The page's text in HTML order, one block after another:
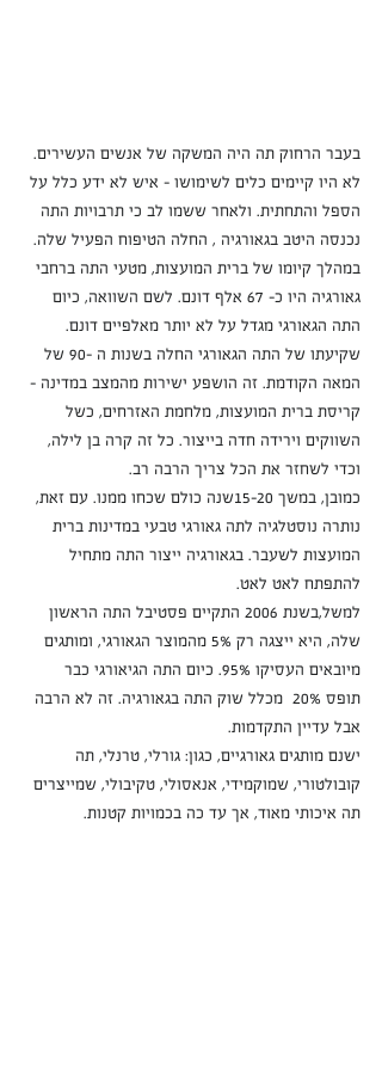
בעבר הרחוק תה היה המשקה של אנשים העשירים.
לא היו קיימים כלים לשימושו - איש לא ידע כלל על
הספל והתחתית. ולאחר ששמו לב כי תרבויות התה
נכנסה היטב בגאורגיה , החלה הטיפוח הפעיל שלה.
במהלך קיומו של ברית המועצות, מטעי התה ברחבי
גאורגיה היו כ- 67 אלף דונם. לשם השוואה, כיום
התה הגאורגי מגדל על לא יותר מאלפיים דונם.
שקיעתו של התה הגאורגי החלה בשנות ה -90 של
המאה הקודמת. זה הושפע ישירות מהמצב במדינה -
קריסת ברית המועצות, מלחמת האזרחים, כשל
השווקים וירידה חדה בייצור. כל זה קרה בן לילה,
וכדי לשחזר את הכל צריך הרבה רב.
כמובן, במשך 15-20שנה כולם שכחו ממנו. עם זאת,
נותרה נוסטלגיה לתה גאורגי טבעי במדינות ברית
המועצות לשעבר. בגאורגיה ייצור התה מתחיל
להתפתח לאט לאט.
למשל,בשנת 2006 התקיים פסטיבל התה הראשון
שלה, היא ייצגה רק 5% מהמוצר הגאורגי, ומותגים
מיובאים העסיקו 95%. כיום התה הגיאורגי כבר
תופס 20%  מכלל שוק התה בגאורגיה. זה לא הרבה
אבל עדיין התקדמות.
ישנם מותגים גאורגיים, כגון: גורלי, טרנלי, תה
קובולטורי, שמוקמידי, אנאסולי, טקיבולי, שמייצרים
תה איכותי מאוד, אך עד כה בכמויות קטנות.